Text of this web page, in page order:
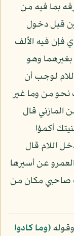
بما فيه من
قبل دخول
فإن فيه الألف
بغيرهما وهو
لوجب أن
نحو من وما غير
المازني قال
أكمؤا
اللام قال
عن أسيرها
صاحبي مكان من
﴿وما كادوا